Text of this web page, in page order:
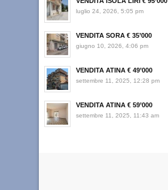
luglio 24, 2026, 5:05 pm
VENDITA SORA € 35’000
giugno 10, 2026, 4:06 pm
VENDITA ATINA € 49’000
settembre 11, 2025, 12:28 pm
VENDITA ATINA € 59’000
settembre 11, 2025, 11:43 am